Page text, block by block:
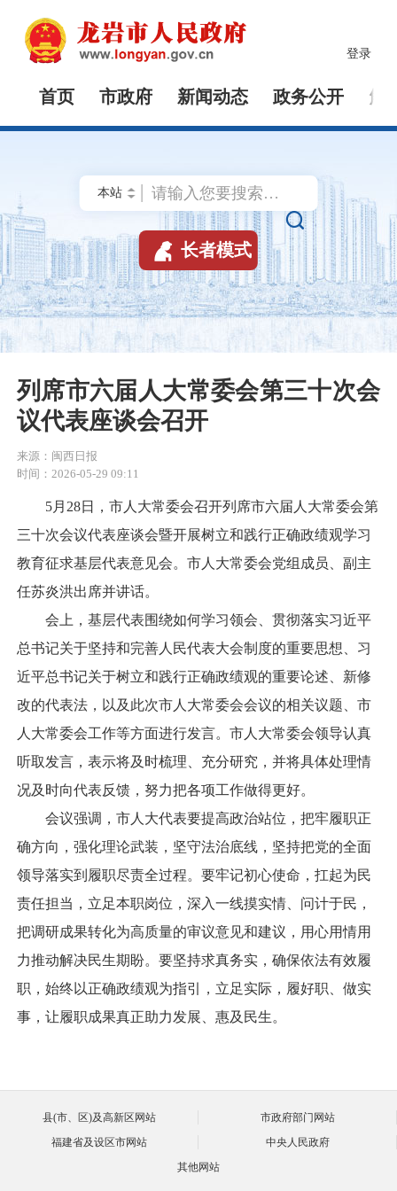
登录
首页 市政府 新闻动态 政务公开 解

 长者模式
列席市六届人大常委会第三十次会
议代表座谈会召开
来源：闽西日报
时间：2026-05-29 09:11
5月28日，市人大常委会召开列席市六届人大常委会第
三十次会议代表座谈会暨开展树立和践行正确政绩观学习
教育征求基层代表意见会。市人大常委会党组成员、副主
任苏炎洪出席并讲话。
会上，基层代表围绕如何学习领会、贯彻落实习近平
总书记关于坚持和完善人民代表大会制度的重要思想、习
近平总书记关于树立和践行正确政绩观的重要论述、新修
改的代表法，以及此次市人大常委会会议的相关议题、市
人大常委会工作等方面进行发言。市人大常委会领导认真
听取发言，表示将及时梳理、充分研究，并将具体处理情
况及时向代表反馈，努力把各项工作做得更好。
会议强调，市人大代表要提高政治站位，把牢履职正
确方向，强化理论武装，坚守法治底线，坚持把党的全面
领导落实到履职尽责全过程。要牢记初心使命，扛起为民
责任担当，立足本职岗位，深入一线摸实情、问计于民，
把调研成果转化为高质量的审议意见和建议，用心用情用
力推动解决民生期盼。要坚持求真务实，确保依法有效履
职，始终以正确政绩观为指引，立足实际，履好职、做实
事，让履职成果真正助力发展、惠及民生。
县(市、区)及高新区网站
市政府部门网站
福建省及设区市网站
中央人民政府
其他网站